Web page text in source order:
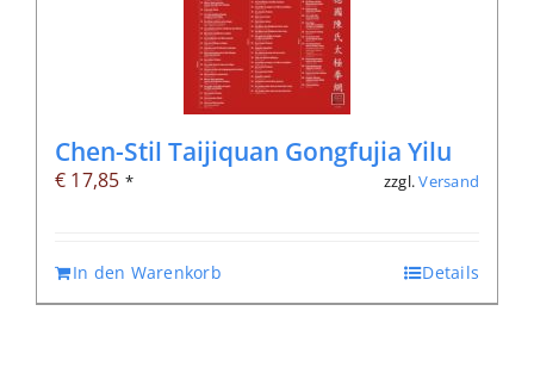
Chen-Stil Taijiquan Gongfujia Yilu
€ 17,85 * zzgl.Versand
In den Warenkorb Details